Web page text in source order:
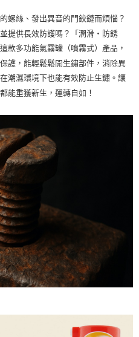
知簡訊。
此簡訊中的連結，可透過四大超商／
繳費，但若您需要取消訂單，請聯絡
訂單仍視為有效，需透過AFTEE先享
關疑問，請聯繫「AFTEE先享後付
之「AFTEE先享後付」服務完成之交
料，並將交易相關給付款項請求債
下網址：
理人或監護人之同意方可使用
者引起之損失，本公司不負相關責
據個別帳號之用戶狀況，依本公司即
度不足之情形，本公司將視審查結果
資訊註冊。若發現惡意使用之情形，
戶之使用額度並採取法律行動。
運費
運費
)免運費
螺絲、發出異音的門鉸鏈而煩惱？
提供長效防護嗎？「潤滑・防銹
款多功能氣霧罐（噴霧式）產品，
護，能輕鬆鬆開生鏽部件，消除異
潮濕環境下也能有效防止生鏽。讓
能重獲新生，運轉自如！